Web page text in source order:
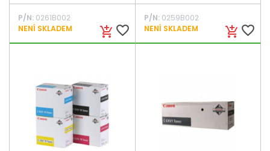
add_shopping_cart favorite_border
P/N: 0261B002
NENÍ SKLADEM
add_shopping_cart favorite_border
P/N:0259B002
NENÍ SKLADEM